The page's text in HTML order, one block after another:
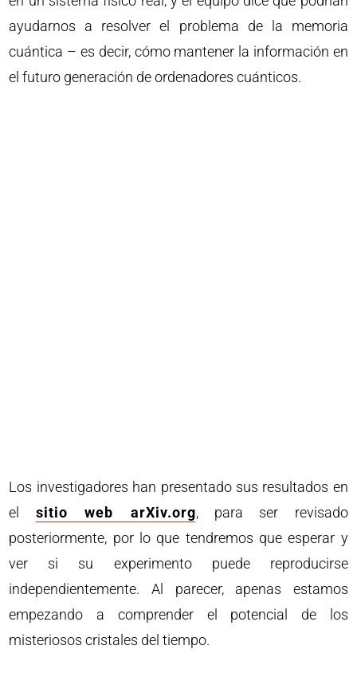
ayudarnos a resolver el problema de la memoria
cuántica – es decir, cómo mantener la información en
el futuro generación de ordenadores cuánticos.
Los investigadores han presentado sus resultados en
el sitio web arXiv.org, para ser revisado
posteriormente, por lo que tendremos que esperar y
ver si su experimento puede reproducirse
independientemente. Al parecer, apenas estamos
empezando a comprender el potencial de los
misteriosos cristales del tiempo.